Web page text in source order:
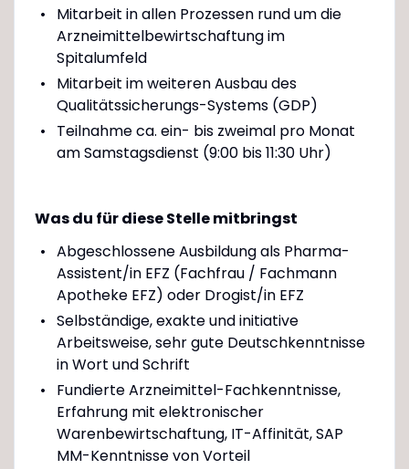
Mitarbeit in allen Prozessen rund um die
Arzneimittelbewirtschaftung im
Spitalumfeld
Mitarbeit im weiteren Ausbau des
Qualitätssicherungs-Systems (GDP)
Teilnahme ca. ein- bis zweimal pro Monat
am Samstagsdienst (9:00 bis 11:30 Uhr)
Was du für diese Stelle mitbringst
Abgeschlossene Ausbildung als Pharma-
Assistent/in EFZ (Fachfrau / Fachmann
Apotheke EFZ) oder Drogist/in EFZ
Selbständige, exakte und initiative
Arbeitsweise, sehr gute Deutschkenntnisse
in Wort und Schrift
Fundierte Arzneimittel-Fachkenntnisse,
Erfahrung mit elektronischer
Warenbewirtschaftung, IT-Affinität, SAP
MM-Kenntnisse von Vorteil